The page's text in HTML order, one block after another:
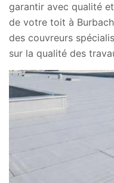
garantir avec qualité
de votre toit à
des couvreurs
sur la qualité des